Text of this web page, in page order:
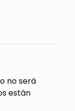
no será
están